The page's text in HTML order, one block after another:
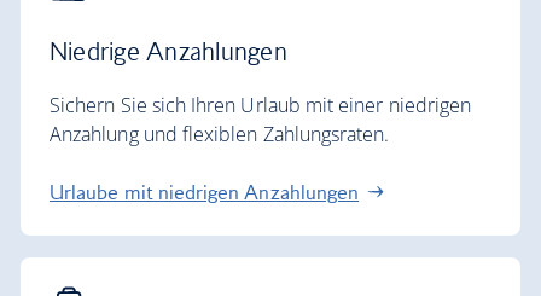
Niedrige Anzahlungen
Sichern Sie sich Ihren Urlaub mit einer niedrigen
Anzahlung und flexiblen Zahlungsraten.
Urlaube mit niedrigen Anzahlungen